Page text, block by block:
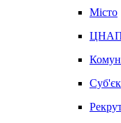
Місто